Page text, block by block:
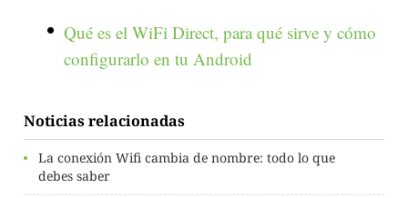
Qué es el WiFi Direct, para qué sirve y cómo
configurarlo en tu Android
Noticias relacionadas
La conexión Wifi cambia de nombre: todo lo que
debes saber